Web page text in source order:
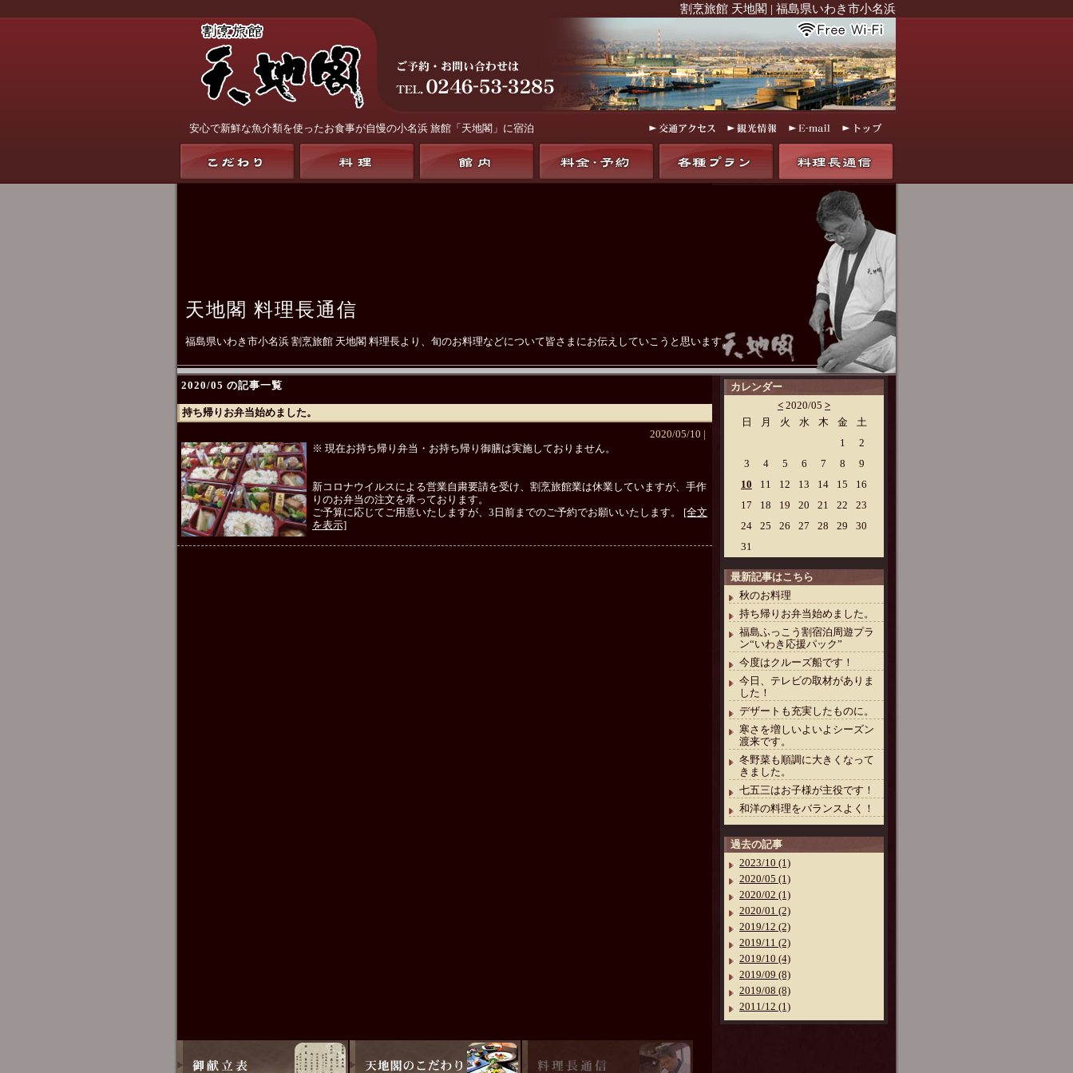
割烹旅館 天地閣 | 福島県いわき市小名浜
安心で新鮮な魚介類を使ったお食事が自慢の小名浜 旅館「天地閣」 に宿泊
天地閣 料理長通信
福島県いわき市小名浜 割烹旅館 天地閣 料理長より、旬のお料理などについて皆さまにお伝えしていこうと思います。
2020/05 の記事一覧
持ち帰りお弁当始めました。
2020/05/10 |
※ 現在お持ち帰り弁当・お持ち帰り御膳は実施しておりません。
新コロナウイルスによる営業自粛要請を受け、割烹旅館業は休業していますが、手作
りのお弁当の注文を承っております。
ご予算に応じてご用意いたしますが、3日前までのご予約でお願いいたします。 [全文
を表示]
カレンダー
< 2020/05 >
日
月 火 水 木 金
土
1
2
3
4 5 6 7 8
9
10
11 12 13 14 15
16
17
18 19 20 21 22
23
24
25 26 27 28 29
30
31
最新記事はこちら
秋のお料理
持ち帰りお弁当始めました。
福島ふっこう割宿泊周遊プラ
ン“いわき応援パック”
今度はクルーズ船です！
今日、テレビの取材がありま
した！
デザートも充実したものに。
寒さを増しいよいよシーズン
渡来です。
冬野菜も順調に大きくなって
きました。
七五三はお子様が主役です！
和洋の料理をバランスよく！
過去の記事
2023/10 (1)
2020/05 (1)
2020/02 (1)
2020/01 (2)
2019/12 (2)
2019/11 (2)
2019/10 (4)
2019/09 (8)
2019/08 (8)
2011/12 (1)